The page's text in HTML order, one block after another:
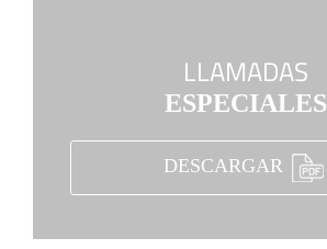
LLAMADAS
ESPECIALES
DESCARGAR